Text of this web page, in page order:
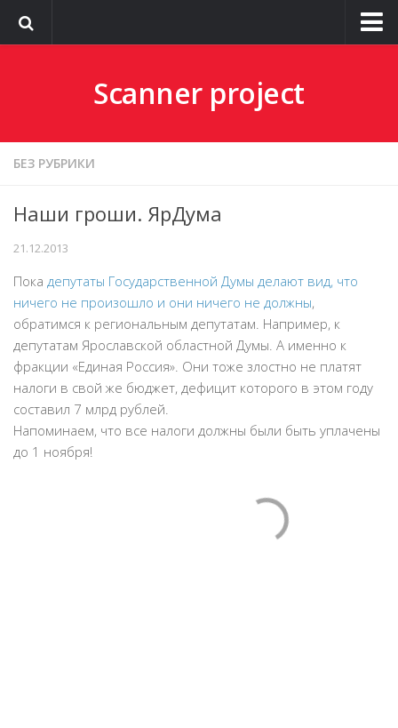
Scanner project
БЕЗ РУБРИКИ
Наши гроши. ЯрДума
21.12.2013
Пока депутаты Государственной Думы делают вид, что
ничего не произошло и они ничего не должны,
обратимся к региональным депутатам. Например, к
депутатам Ярославской областной Думы. А именно к
фракции «Единая Россия». Они тоже злостно не платят
налоги в свой же бюджет, дефицит которого в этом году
составил 7 млрд рублей.
Напоминаем, что все налоги должны были быть уплачены
до 1 ноября!